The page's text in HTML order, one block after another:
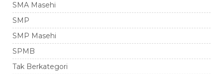
SMA Masehi
SMP
SMP Masehi
SPMB
Tak Berkategori